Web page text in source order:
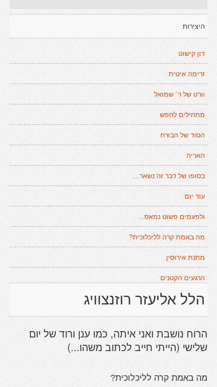
היצירות
דון קישוט
זרימה איטית
וורט של ר´ שמואל
מתחילים לחפש
הסוד של הבורח
האריה
בסופו של דבר זה נשאר....
עוד יום
ולפעמים פשוט נמאס...
מה באמת קרה לליכלוכית?
מתנת אירוסין
הרגעים הקטנים
הלל אליעזר רוזנצוויג
הרוח נושבת ואני איתה, כמו ענן ורוד של יום
שלישי (הייתי חייב לכתוב משהו...)
מה באמת קרה לליכלוכית?